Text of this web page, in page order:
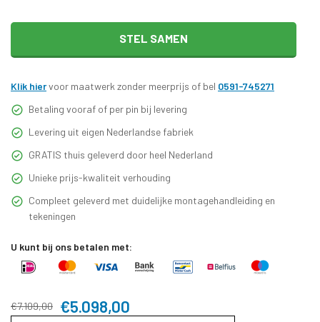
STEL SAMEN
Klik hiervoor maatwerk zonder meerprijs of bel 0591-745271
Betaling vooraf of per pin bij levering
Levering uit eigen Nederlandse fabriek
GRATIS thuis geleverd door heel Nederland
Unieke prijs-kwaliteit verhouding
Compleet geleverd met duidelijke montagehandleiding en
tekeningen
U kunt bij ons betalen met:
€7.109,00 €5.098,00